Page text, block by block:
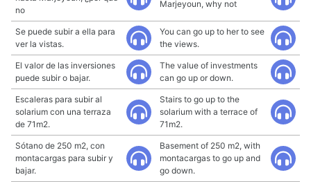
no
Marjeyoun, why not
Se puede subir a ella para
ver la vistas.
You can go up to her to see
the views.
El valor de las inversiones
puede subir o bajar.
The value of investments
can go up or down.
Escaleras para subir al
solarium con una terraza
de 71m2.
Stairs to go up to the
solarium with a terrace of
71m2.
Sótano de 250 m2, con
montacargas para subir y
bajar.
Basement of 250 m2, with
montacargas to go up and
go down.